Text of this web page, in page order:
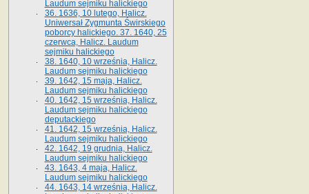
Laudum sejmiku halickiego
36. 1636, 10 lutego, Halicz.
Uniwersał Zygmunta Świrskiego
poborcy halickiego. 37. 1640, 25
czerwca, Halicz. Laudum
sejmiku halickiego
38. 1640, 10 września, Halicz.
Laudum sejmiku halickiego
39. 1642, 15 maja, Halicz.
Laudum sejmiku halickiego
40. 1642, 15 września, Halicz.
Laudum sejmiku halickiego
deputackiego
41. 1642, 15 września, Halicz.
Laudum sejmiku halickiego
42. 1642, 19 grudnia, Halicz.
Laudum sejmiku halickiego
43. 1643, 4 maja, Halicz.
Laudum sejmiku halickiego
44. 1643, 14 września, Halicz.